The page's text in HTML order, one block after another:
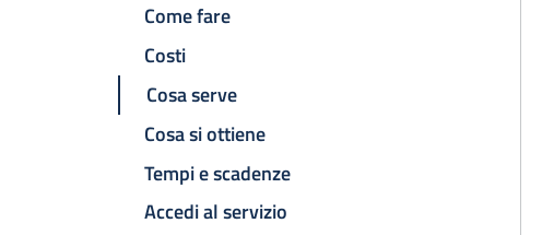
Come fare
Costi
Cosa serve
Cosa si ottiene
Tempi e scadenze
Accedi al servizio